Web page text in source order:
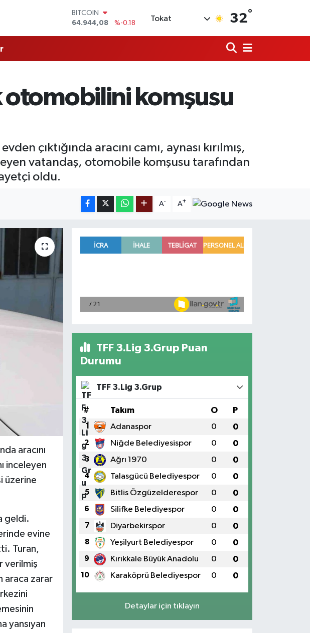
64.944,08
DOLAR
STERLİN
6660.55
%0.03
BİST100
Tokat 32°
komşusu
çıktığında aracını camı, aynası kırılmış,
vatandaş, otomobile komşusu tarafından
oldu.
A- A+
aracını
inceleyen
üzerine
geldi.
evine
Turan,
verilmiş
araca zarar
yansıyan
TFF 3.Lig 3.Grup Puan
Durumu
TFF 3.Lig 3.Grup
# Takım O P
1 Adanaspor 0 0
2 Niğde Belediyesispor 0 0
3 Ağrı 1970 0 0
4 Talasgücü Belediyespor 0 0
5 Bitlis Özgüzelderespor 0 0
6 Silifke Belediyespor 0 0
7 Diyarbekirspor 0 0
8 Yeşilyurt Belediyespor 0 0
9 Kırıkkale Büyük Anadolu 0 0
10 Karaköprü Belediyespor 0 0
Detaylar için tıklayın